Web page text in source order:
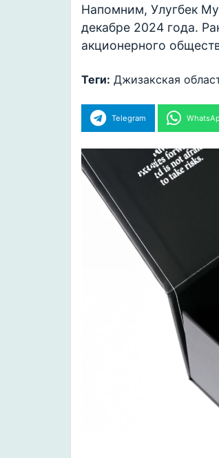
Напомним, Улугбек
декабре 2024 года.
акционерного
Теги: Джизакская
Telegram